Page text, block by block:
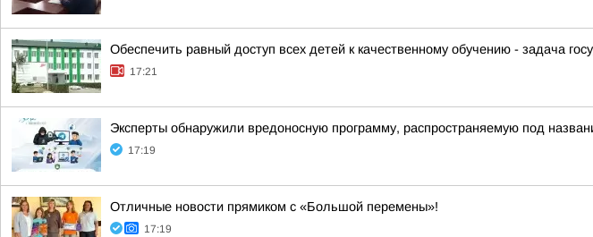
Обеспечить равный доступ всех детей к качественному обучению - задача
17:21
Эксперты обнаружили вредоносную программу, распространяемую под
17:19
Отличные новости прямиком с «Большой перемены»!
17:19